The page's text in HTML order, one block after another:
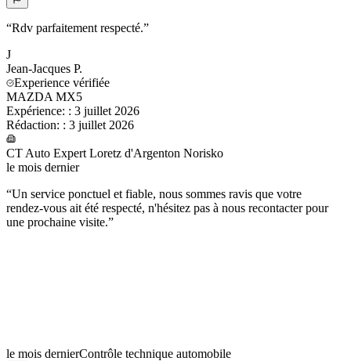
“Rdv parfaitement respecté.”
J
Jean-Jacques P.
Experience vérifiée
MAZDA MX5
Expérience: : 3 juillet 2026
Rédaction: : 3 juillet 2026
CT Auto Expert Loretz d'Argenton Norisko
le mois dernier
“Un service ponctuel et fiable, nous sommes ravis que votre
rendez‑vous ait été respecté, n'hésitez pas à nous recontacter pour
une prochaine visite.”
le mois dernierContrôle technique automobile